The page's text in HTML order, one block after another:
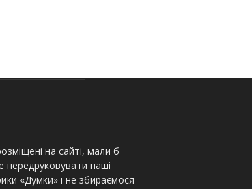
на сайті, мали б
передруковувати наші
«Думки» і не збираємося